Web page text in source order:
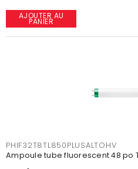
AJOUTER AU
PANIER
PHIF32T8TL850PLUSALTOHV
Ampoule tube fluorescent 48 po